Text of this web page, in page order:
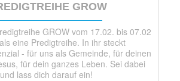
GROW
GROW vom 17.02. bis 07.02
eine Predigtreihe. In ihr steckt
- für uns als Gemeinde, für deinen
für dein ganzes Leben. Sei dabei
und lass dich darauf ein!